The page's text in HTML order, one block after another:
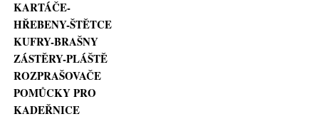
KARTÁČE-
HŘEBENY-ŠTĚTCE
KUFRY-BRAŠNY
ZÁSTĚRY-PLÁŠTĚ
ROZPRAŠOVAČE
POMŮCKY PRO
KADEŘNICE